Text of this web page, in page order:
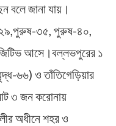
বলে জানা যায়।
২৯,পুরুষ-৩৫, পুরুষ-৪০,
আসে।বল্লভপুরের ১
৬৬) ও ত‍াঁতিগেড়িয়ার
৩ জন করোনায়
অধীনে শহর ও